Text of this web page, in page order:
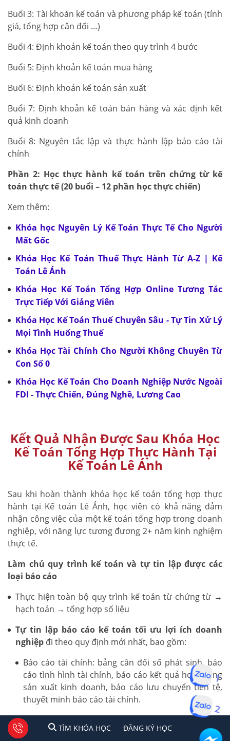
Buổi 3: Tài khoản kế toán và phương pháp kế toán (tính
giá, tổng hợp cân đối …)
Buổi 4: Định khoản kế toán theo quy trình 4 bước
Buổi 5: Định khoản kế toán mua hàng
Buổi 6: Định khoản kế toán sản xuất
Buổi 7: Định khoản kế toán bán hàng và xác định kết
quả kinh doanh
Buổi 8: Nguyên tắc lập và thực hành lập báo cáo tài
chính
Phần 2: Học thực hành kế toán trên chứng từ kế
toán thực tế (20 buổi – 12 phần học thực chiến)
Xem thêm:
Khóa học Nguyên Lý Kế Toán Thực Tế Cho Người
Mất Gốc
Khóa Học Kế Toán Thuế Thực Hành Từ A-Z | Kế
Toán Lê Ánh
Khóa Học Kế Toán Tổng Hợp Online Tương Tác
Trực Tiếp Với Giảng Viên
Khóa Học Kế Toán Thuế Chuyên Sâu - Tự Tin Xử Lý
Mọi Tình Huống Thuế
Khóa Học Tài Chính Cho Người Không Chuyên Từ
Con Số 0
Khóa Học Kế Toán Cho Doanh Nghiệp Nước Ngoài
FDI - Thực Chiến, Đúng Nghề, Lương Cao
Kết Quả Nhận Được Sau Khóa Học
Kế Toán Tổng Hợp Thực Hành Tại
Kế Toán Lê Ánh
Sau khi hoàn thành khóa học kế toán tổng hợp thực
hành tại Kế toán Lê Ánh, học viên có khả năng đảm
nhận công việc của một kế toán tổng hợp trong doanh
nghiệp, với năng lực tương đương 2+ năm kinh nghiệm
thực tế.
Làm chủ quy trình kế toán và tự tin lập được các
loại báo cáo
Thực hiện toàn bộ quy trình kế toán từ chứng từ →
hạch toán → tổng hợp số liệu
Tự tin lập báo cáo kế toán tối ưu lợi ích doanh
nghiệp đi theo quy định mới nhất, bao gồm:
Báo cáo tài chính: bảng cân đối số phát sinh, báo
cáo tình hình tài chính, báo cáo kết quả hoạt động
sản xuất kinh doanh, báo cáo lưu chuyển tiền tệ,
thuyết minh báo cáo tài chính.
Báo cáo thuế: Tờ khai thuế GTGT, TNCN, TNDN
theo quy định hiện hành
TÌM KHÓA HỌC ĐĂNG KÍ HỌC
1 2 Tư vấn facebook
TÌM KHÓA HỌC ĐĂNG KÝ HỌC
1
2